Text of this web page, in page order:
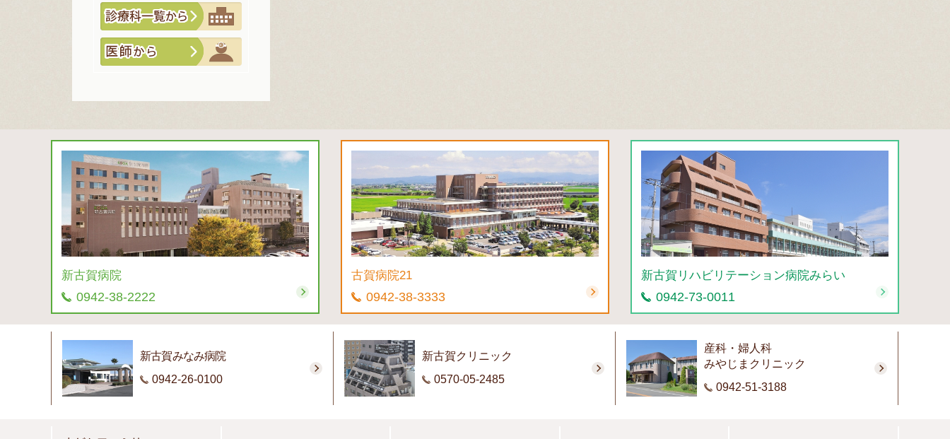
新古賀病院
0942-38-2222
古賀病院21
0942-38-3333
新古賀リハビリテーション病院みらい
0942-73-0011
新古賀みなみ病院
0942-26-0100
新古賀クリニック
0570-05-2485
産科・婦人科
みやじまクリニック
0942-51-3188